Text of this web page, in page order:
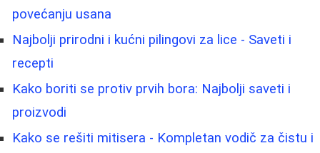
povećanju usana
Najbolji prirodni i kućni pilingovi za lice - Saveti i
recepti
Kako boriti se protiv prvih bora: Najbolji saveti i
proizvodi
Kako se rešiti mitisera - Kompletan vodič za čistu i